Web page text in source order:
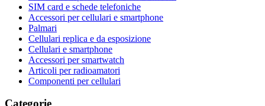
SIM card e schede telefoniche
Accessori per cellulari e smartphone
Palmari
Cellulari replica e da esposizione
Cellulari e smartphone
Accessori per smartwatch
Articoli per radioamatori
Componenti per cellulari
Categorie